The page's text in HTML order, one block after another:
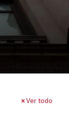
Ver todo